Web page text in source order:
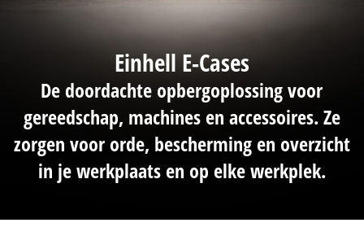
Einhell E-Cases
De doordachte opbergoplossing voor
gereedschap, machines en accessoires. Ze
zorgen voor orde, bescherming en overzicht
in je werkplaats en op elke werkplek.